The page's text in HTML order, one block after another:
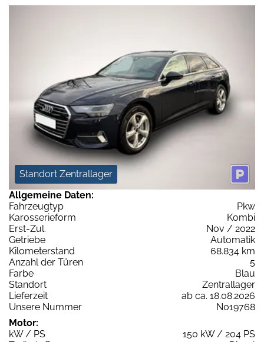
Standort Zentrallager
Allgemeine Daten:
Fahrzeugtyp
Pkw
Karosserieform
Kombi
Erst-Zul.
Nov / 2022
Getriebe
Automatik
Kilometerstand
68.834 km
Anzahl der Türen
5
Farbe
Blau
Standort
Zentrallager
Lieferzeit
ab ca. 18.08.2026
Unsere Nummer
N019768
Motor:
kW / PS
150 kW / 204 PS